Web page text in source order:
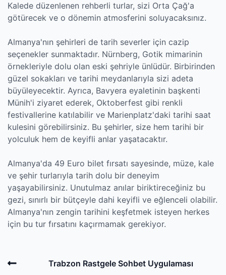
Kalede düzenlenen rehberli turlar, sizi Orta Çağ'a
götürecek ve o dönemin atmosferini soluyacaksınız.
Almanya'nın şehirleri de tarih severler için cazip
seçenekler sunmaktadır. Nürnberg, Gotik mimarinin
örnekleriyle dolu olan eski şehriyle ünlüdür. Birbirinden
güzel sokakları ve tarihi meydanlarıyla sizi adeta
büyüleyecektir. Ayrıca, Bavyera eyaletinin başkenti
Münih'i ziyaret ederek, Oktoberfest gibi renkli
festivallerine katılabilir ve Marienplatz'daki tarihi saat
kulesini görebilirsiniz. Bu şehirler, size hem tarihi bir
yolculuk hem de keyifli anlar yaşatacaktır.
Almanya'da 49 Euro bilet fırsatı sayesinde, müze, kale
ve şehir turlarıyla tarih dolu bir deneyim
yaşayabilirsiniz. Unutulmaz anılar biriktireceğiniz bu
gezi, sınırlı bir bütçeyle dahi keyifli ve eğlenceli olabilir.
Almanya'nın zengin tarihini keşfetmek isteyen herkes
için bu tur fırsatını kaçırmamak gerekiyor.
Post
Previous
Trabzon Rastgele Sohbet Uygulaması